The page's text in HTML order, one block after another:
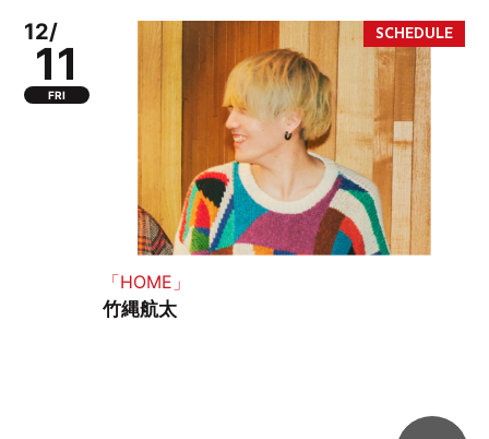
12/
11
FRI
「HOME」
竹縄航太